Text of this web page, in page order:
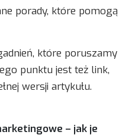
porady, które pomogą
które poruszamy
punktu jest też link,
wersji artykułu.
– jak je